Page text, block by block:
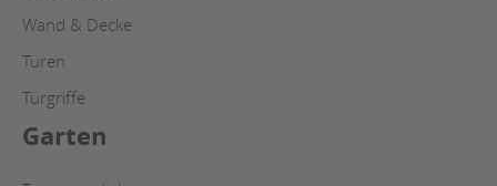
Wand & Decke
Türen
Türgriffe
Garten